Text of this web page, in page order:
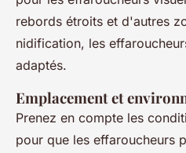
rebords étroits et d'autres
nidification, les
adaptés.
Emplacement et
Prenez en compte les
pour que les effaroucheurs